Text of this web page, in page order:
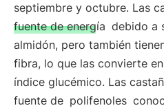
septiembre y octubre. Las
fuente de energía debido a
almidón, pero también
fibra, lo que las convierte
índice glucémico. Las
fuente de polifenoles